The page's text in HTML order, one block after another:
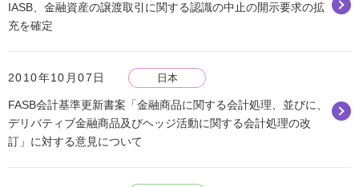
IASB、金融資産の譲渡取引に関する認識の中止の開示要求の拡
充を確定
2010年10月07日 日本
FASB会計基準更新書案「金融商品に関する会計処理、並びに、
デリバティブ金融商品及びヘッジ活動に関する会計処理の改
訂」に対する意見について